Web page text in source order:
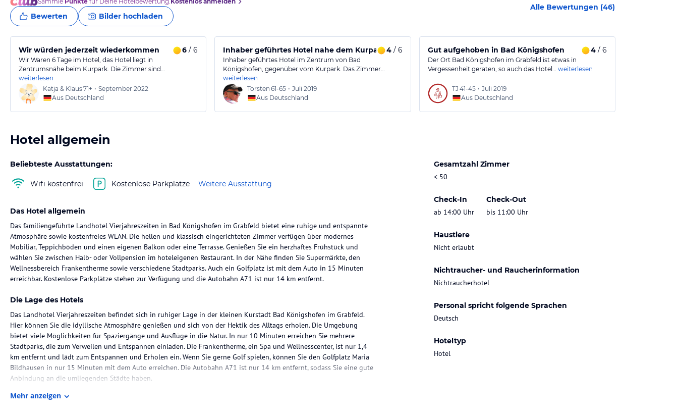
Bewerten Bilder hochladen
Alle Bewertungen (46)
Wir würden jederzeit wiederkommen 6 / 6
Wir Waren 6 Tage im Hotel, das Hotel liegt in
Zentrumsnähe beim Kurpark. Die Zimmer sind…
weiterlesen
Katja & Klaus71+ • September 2022
Aus Deutschland
Inhaber geführtes Hotel nahe dem Kurpark4/ 6
Inhaber geführtes Hotel im Zentrum von Bad
Königshofen, gegenüber vom Kurpark. Das Zimmer…
weiterlesen
Torsten 61-65 • Juli 2019
Aus Deutschland
Gut aufgehoben in Bad Königshofen 4/ 6
Der Ort Bad Königshofen im Grabfeld ist etwas in
Vergessenheit geraten, so auch das Hotel… weiterlesen
TJ 41-45 • Juli 2019
Aus Deutschland
Hotel allgemein
Beliebteste Ausstattungen:
Wifi kostenfrei Kostenlose Parkplätze Weitere Ausstattung
Gesamtzahl Zimmer
< 50
Check-In
ab 14:00 Uhr
Check-Out
bis 11:00 Uhr
Haustiere
Nicht erlaubt
Nichtraucher- und Raucherinformation
Nichtraucherhotel
Personal spricht folgende Sprachen
Deutsch
Hoteltyp
Hotel
Das Hotel allgemein
Das familiengeführte Landhotel Vierjahreszeiten in Bad Königshofen im Grabfeld bietet eine ruhige und entspannte
Atmosphäre sowie kostenfreies WLAN. Die hellen und klassisch eingerichteten Zimmer verfügen über modernes
Mobiliar, Teppichböden und einen eigenen Balkon oder eine Terrasse. Genießen Sie ein herzhaftes Frühstück und
wählen Sie zwischen Halb- oder Vollpension im hoteleigenen Restaurant. In der Nähe finden Sie Supermärkte, den
Wellnessbereich Frankentherme sowie verschiedene Stadtparks. Auch ein Golfplatz ist mit dem Auto in 15 Minuten
erreichbar. Kostenlose Parkplätze stehen zur Verfügung und die Autobahn A71 ist nur 14 km entfernt.
Die Lage des Hotels
Das Landhotel Vierjahreszeiten befindet sich in ruhiger Lage in der kleinen Kurstadt Bad Königshofen im Grabfeld.
Hier können Sie die idyllische Atmosphäre genießen und sich von der Hektik des Alltags erholen. Die Umgebung
bietet viele Möglichkeiten für Spaziergänge und Ausflüge in die Natur. In nur 10 Minuten erreichen Sie mehrere
Stadtparks, die zum Verweilen und Entspannen einladen. Die Frankentherme, ein Spa und Wellnesscenter, ist nur 1,4
km entfernt und lädt zum Entspannen und Erholen ein. Wenn Sie gerne Golf spielen, können Sie den Golfplatz Maria
Bildhausen in nur 15 Minuten mit dem Auto erreichen. Die Autobahn A71 ist nur 14 km entfernt, sodass Sie eine gute
Anbindung an die umliegenden Städte haben.
Zimmer / Unterbringung im Hotel
Mehr anzeigen